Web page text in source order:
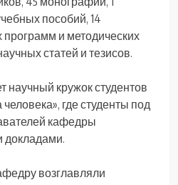
пособий, 14
и методических
статей и тезисов.
научный кружок студентов
где студенты под
кафедры
докладами.
возглавляли